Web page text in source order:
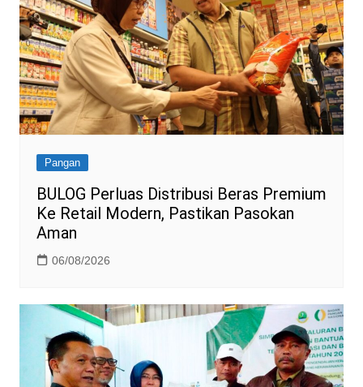
Pangan
BULOG Perluas Distribusi Beras Premium
Ke Retail Modern, Pastikan Pasokan
Aman
06/08/2026